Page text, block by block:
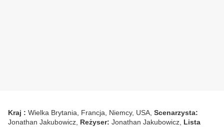
Kraj : Wielka Brytania, Francja, Niemcy, USA, Scenarzysta:
Jonathan Jakubowicz, Reżyser: Jonathan Jakubowicz, Lista